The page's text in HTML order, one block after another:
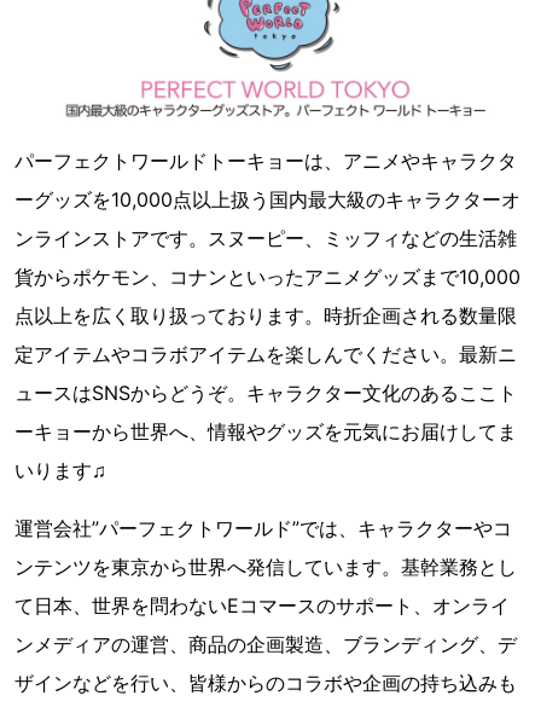
パーフェクトワールドトーキョーは、アニメやキャラクタ
ーグッズを10,000点以上扱う国内最大級のキャラクターオ
ンラインストアです。スヌーピー、ミッフィなどの生活雑
貨からポケモン、コナンといったアニメグッズまで10,000
点以上を広く取り扱っております。時折企画される数量限
定アイテムやコラボアイテムを楽しんでください。最新ニ
ュースはSNSからどうぞ。キャラクター文化のあるここト
ーキョーから世界へ、情報やグッズを元気にお届けしてま
いります♫
運営会社”パーフェクトワールド”では、キャラクターやコ
ンテンツを東京から世界へ発信しています。基幹業務とし
て日本、世界を問わないEコマースのサポート、オンライ
ンメディアの運営、商品の企画製造、ブランディング、デ
ザインなどを行い、皆様からのコラボや企画の持ち込みも